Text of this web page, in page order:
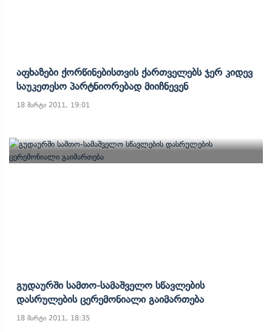
Აფხაზები Ქორწინებისთვის Ქართველებს Ჯერ Კიდევ
Საუკეთესო Პარტნიორებად Მიიჩნევენ
18 მარტი 2011, 19:01
Გუდაურში Სამთო-Სამაშველო Სწავლების
Დასრულების Ცერემონიალი Გაიმართება
18 მარტი 2011, 18:35